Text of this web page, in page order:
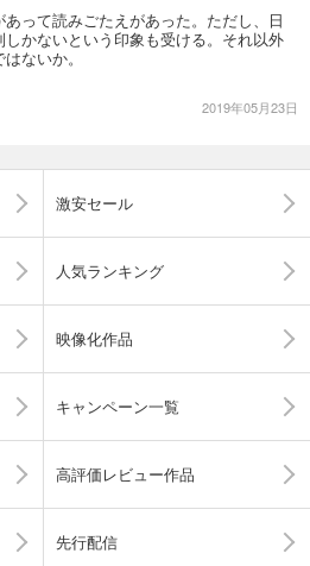
って読みごたえがあった。ただし、日
かないという印象も受ける。それ以外
ないか。
2019年05月23日
激安セール
人気ランキング
映像化作品
キャンペーン一覧
高評価レビュー作品
先行配信